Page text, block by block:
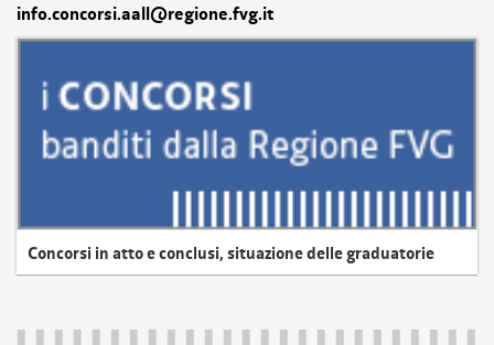
info.concorsi.aall@regione.fvg.it
Concorsi in atto e conclusi, situazione delle graduatorie